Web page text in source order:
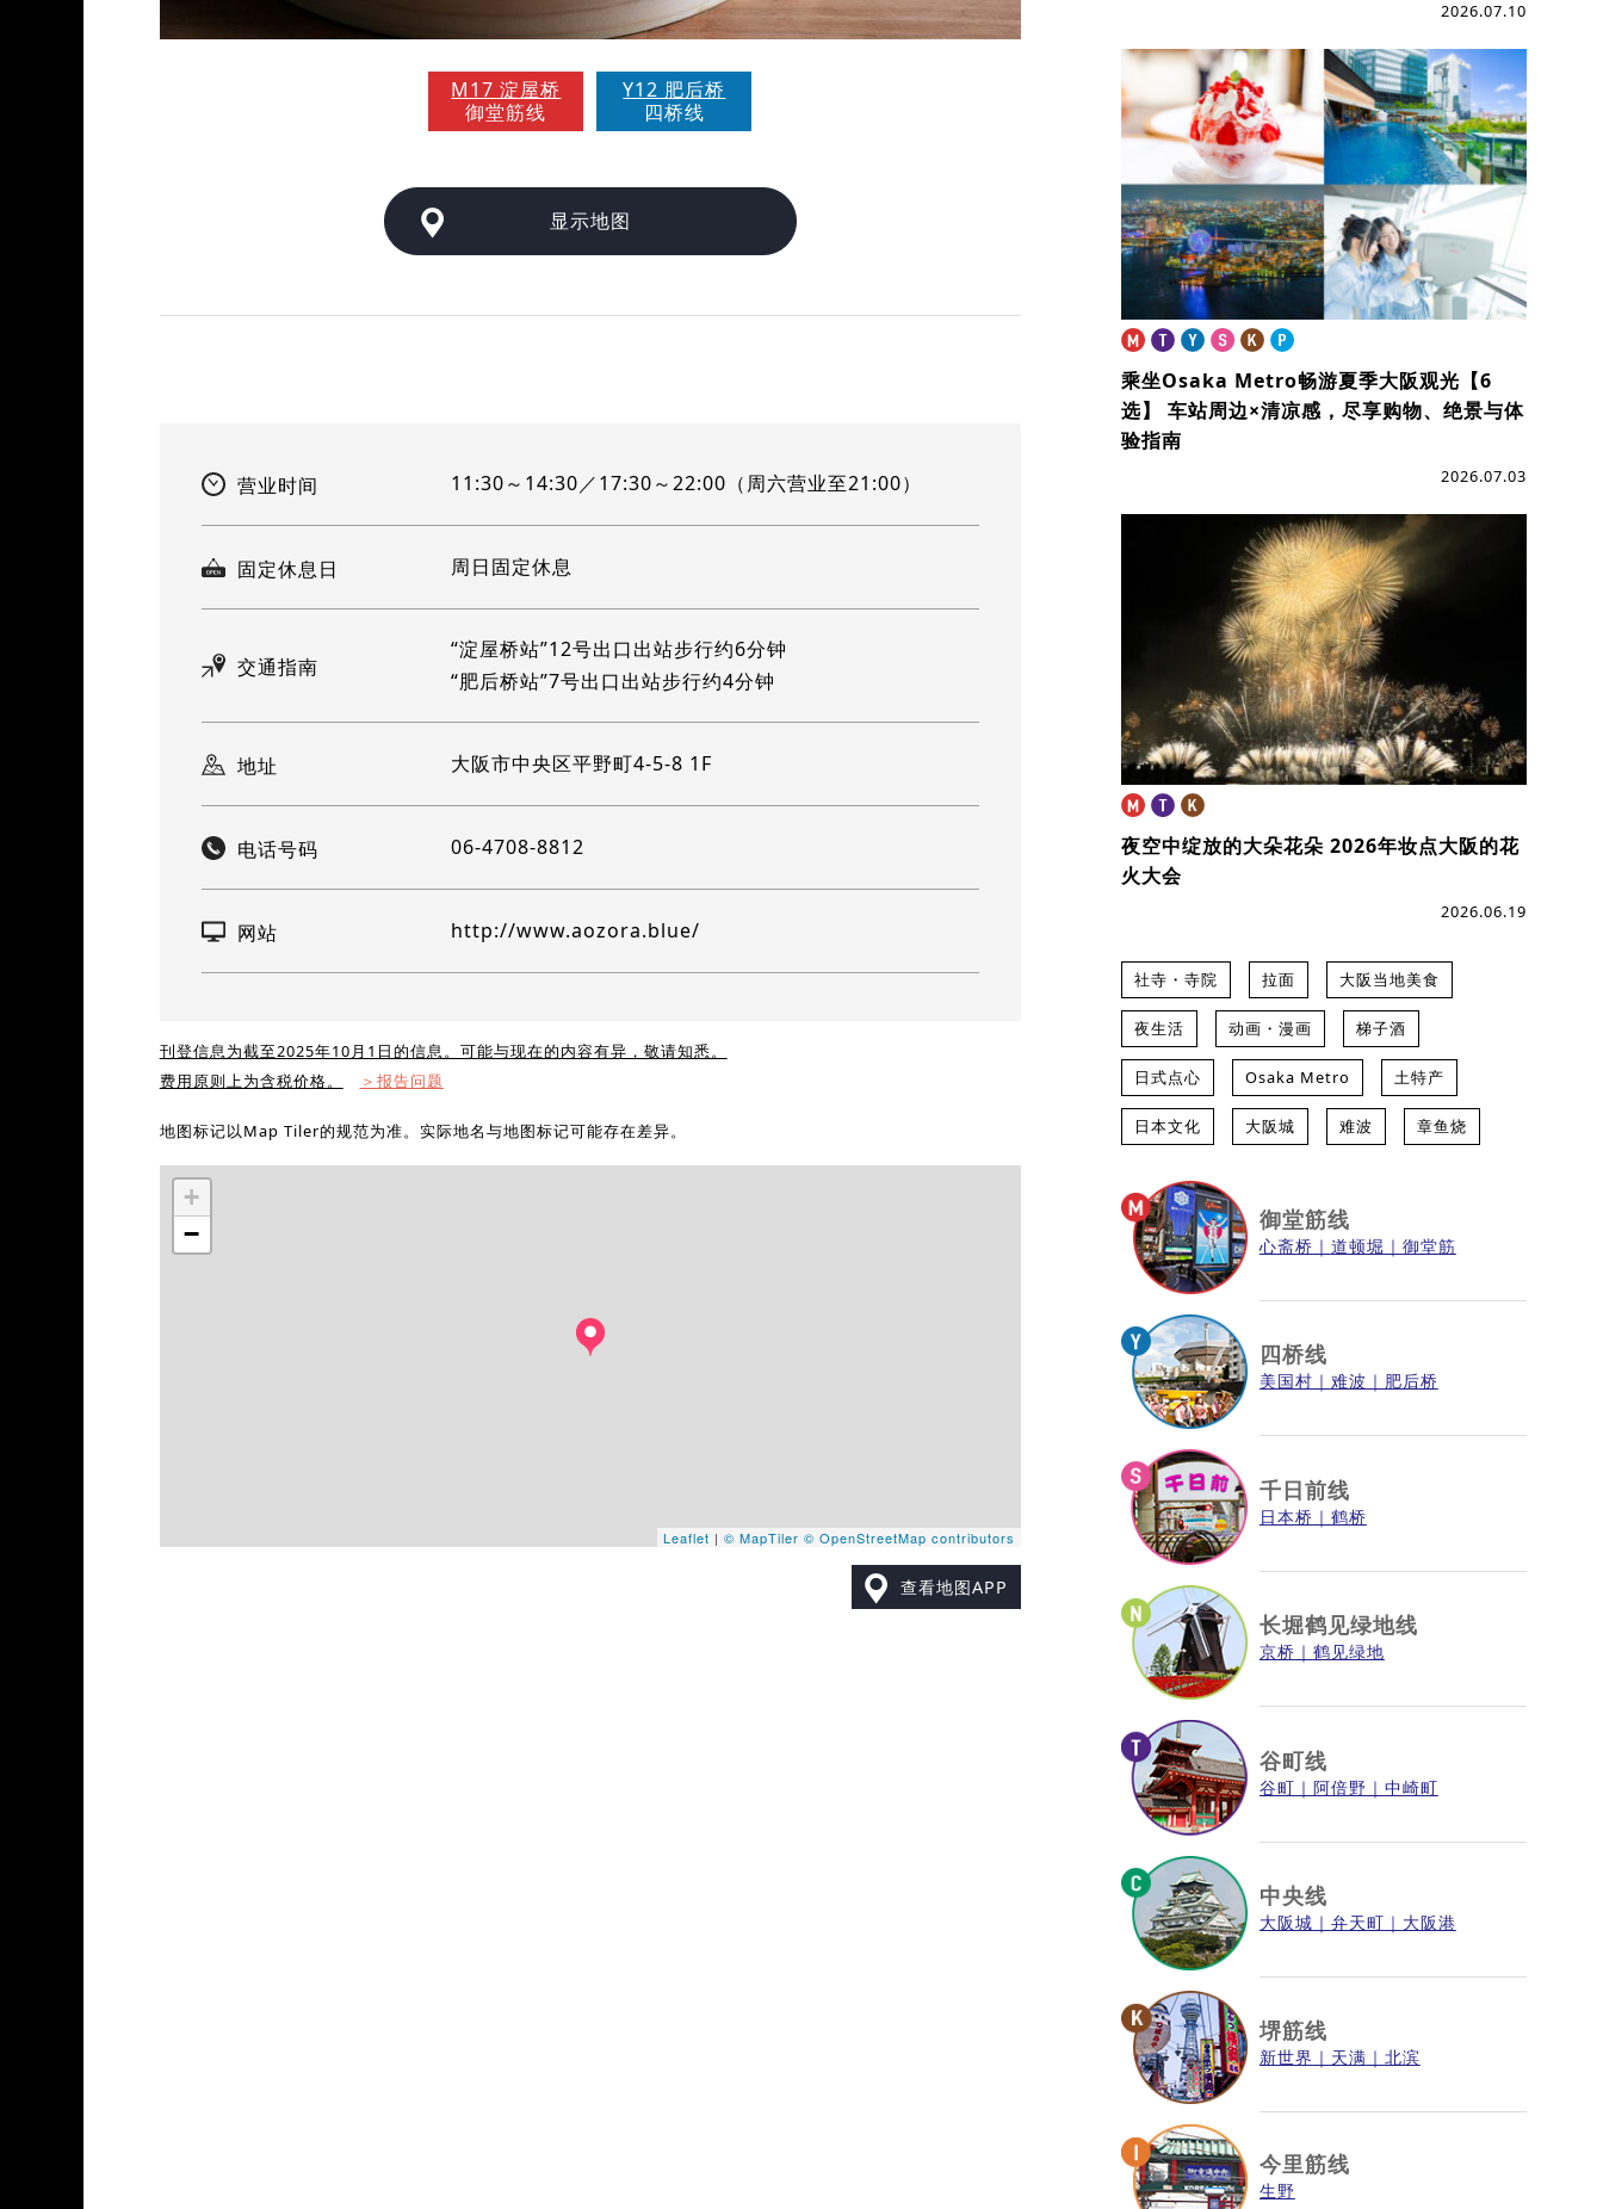
M17 淀屋桥
御堂筋线
Y12 肥后桥
四桥线
显示地图
营业时间 11:30～14:30／17:30～22:00（周六营业至21:00）
固定休息日 周日固定休息
交通指南
“淀屋桥站”12号出口出站步行约6分钟
“肥后桥站”7号出口出站步行约4分钟
地址 大阪市中央区平野町4-5-8 1F
电话号码 06-4708-8812
网站 http://www.aozora.blue/
刊登信息为截至2025年10月1日的信息。可能与现在的内容有异，敬请知悉。
费用原则上为含税价格。
＞报告问题
地图标记以Map Tiler的规范为准。实际地名与地图标记可能存在差异。
+
−
Leaflet |© MapTiler © OpenStreetMap contributors
查看地图APP
2026.07.10
乘坐Osaka Metro畅游夏季大阪观光【6
选】
车站周边×清凉感，尽享购物、绝景与体
验指南
2026.07.03
夜空中绽放的大朵花朵2026年妆点大阪的花
火大会
2026.06.19
社寺・寺院 拉面 大阪当地美食
夜生活 动画・漫画 梯子酒
日式点心 Osaka Metro 土特产
日本文化 大阪城 难波 章鱼烧
御堂筋线
心斋桥 道顿堀 御堂筋
四桥线
美国村 难波 肥后桥
千日前线
日本桥 鹤桥
长堀鹤见绿地线
京桥 鹤见绿地
谷町线
谷町 阿倍野 中崎町
中央线
大阪城 弁天町 大阪港
堺筋线
新世界 天满 北滨
今里筋线
生野